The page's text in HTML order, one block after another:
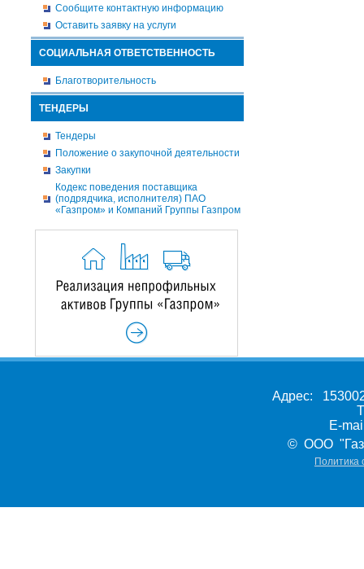
Сообщите контактную информацию
Оставить заявку на услуги
СОЦИАЛЬНАЯ ОТВЕТСТВЕННОСТЬ
Благотворительность
ТЕНДЕРЫ
Тендеры
Положение о закупочной деятельности
Закупки
Кодекс поведения поставщика
(подрядчика, исполнителя) ПАО
«Газпром» и Компаний Группы Газпром
Адрес:
E-
© ООО
Политика